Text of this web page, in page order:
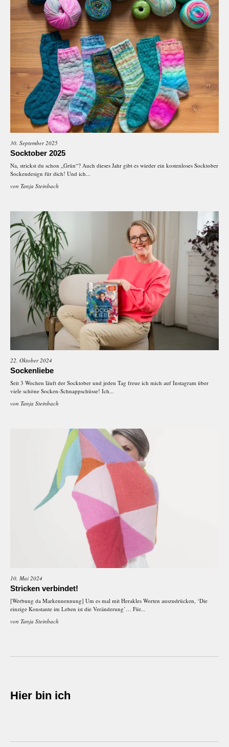
30. September 2025
Socktober 2025
Na, strickst du schon „Grün“? Auch dieses Jahr gibt es wieder ein kostenloses Socktober
Sockendesign für dich! Und ich...
von Tanja Steinbach
22. Oktober 2024
Sockenliebe
Seit 3 Wochen läuft der Socktober und jeden Tag freue ich mich auf Instagram über
viele schöne Socken-Schnappschüsse! Ich...
von Tanja Steinbach
10. Mai 2024
Stricken verbindet!
[Werbung da Markennennung] Um es mal mit Herakles Worten auszudrücken, ‘Die
einzige Konstante im Leben ist die Veränderung’… Für...
von Tanja Steinbach
Hier bin ich